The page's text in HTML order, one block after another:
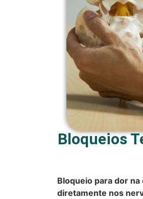
Bloqueios
Bloqueio para dor
diretamente nos